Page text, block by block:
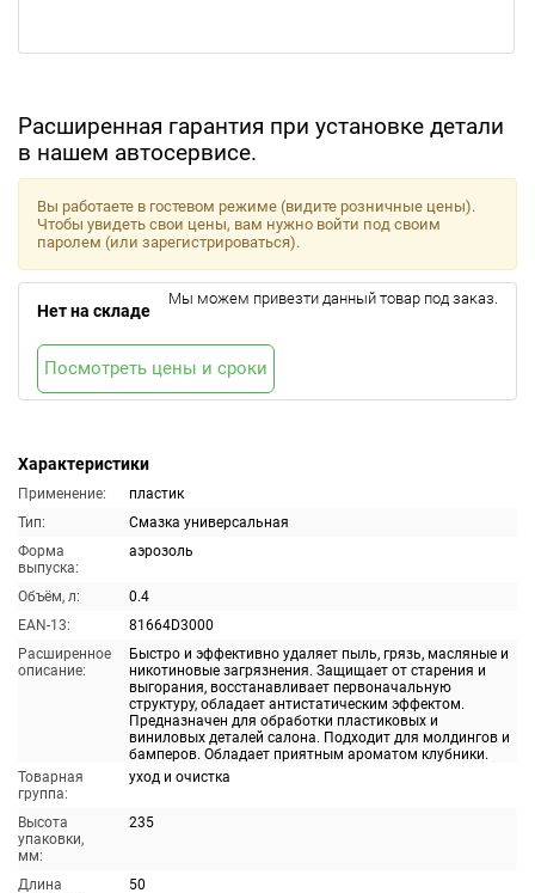
Расширенная гарантия при установке детали
в нашем автосервисе.
Характеристики
Применение:
пластик
Тип:
Смазка универсальная
Форма
выпуска:
аэрозоль
Объём, л:
0.4
EAN-13:
81664D3000
Расширенное
описание:
Быстро и эффективно удаляет пыль, грязь, масляные и
никотиновые загрязнения. Защищает от старения и
выгорания, восстанавливает первоначальную
структуру, обладает антистатическим эффектом.
Предназначен для обработки пластиковых и
виниловых деталей салона. Подходит для молдингов и
бамперов. Обладает приятным ароматом клубники.
Товарная
группа:
уход и очистка
Высота
упаковки,
мм:
235
Длина
50
Вы работаете в гостевом режиме (видите розничные цены).
Чтобы увидеть свои цены, вам нужно войти под своим
паролем (или зарегистрироваться).
Нет на складе
Мы можем привезти данный товар под заказ.
Посмотреть цены и сроки